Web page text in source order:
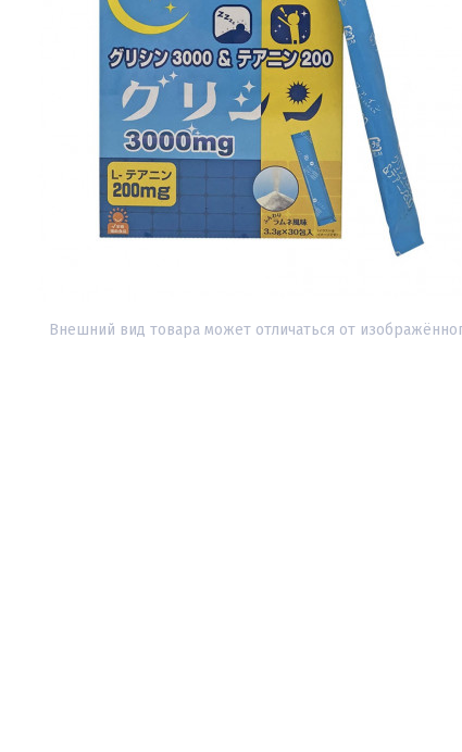
Внешний вид товара может отличаться от